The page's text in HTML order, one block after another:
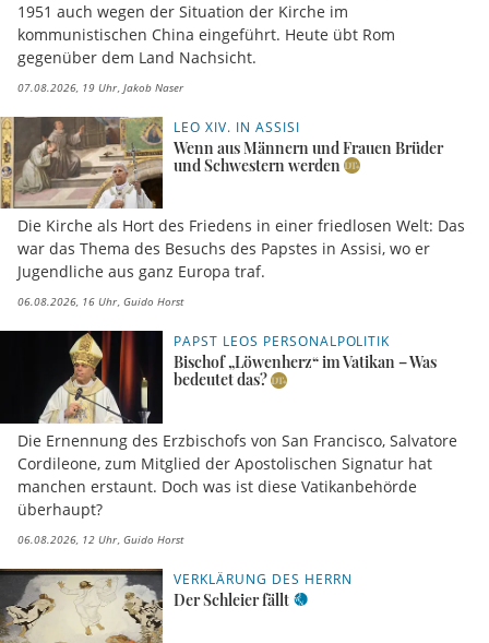
1951 auch wegen der Situation der Kirche im
kommunistischen China eingeführt. Heute übt Rom
gegenüber dem Land Nachsicht.
07.08.2026, 19 Uhr Jakob Naser
LEO XIV. IN ASSISI
Wenn aus Männern und Frauen Brüder
und Schwestern werden
Die Kirche als Hort des Friedens in einer friedlosen Welt: Das
war das Thema des Besuchs des Papstes in Assisi, wo er
Jugendliche aus ganz Europa traf.
06.08.2026, 16 Uhr Guido Horst
PAPST LEOS PERSONALPOLITIK
Bischof „Löwenherz“ im Vatikan – Was
bedeutet das?
Die Ernennung des Erzbischofs von San Francisco, Salvatore
Cordileone, zum Mitglied der Apostolischen Signatur hat
manchen erstaunt. Doch was ist diese Vatikanbehörde
überhaupt?
06.08.2026, 12 Uhr Guido Horst
VERKLÄRUNG DES HERRN
Der Schleier fällt